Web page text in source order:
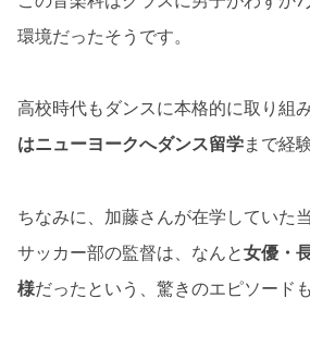
環境だったそうです。
高校時代もダンスに本格的に取り組み
はニューヨークへダンス留学まで経
ちなみに、加藤さんが在学していた
サッカー部の監督は、なんと女優・
様だったという、驚きのエピソード